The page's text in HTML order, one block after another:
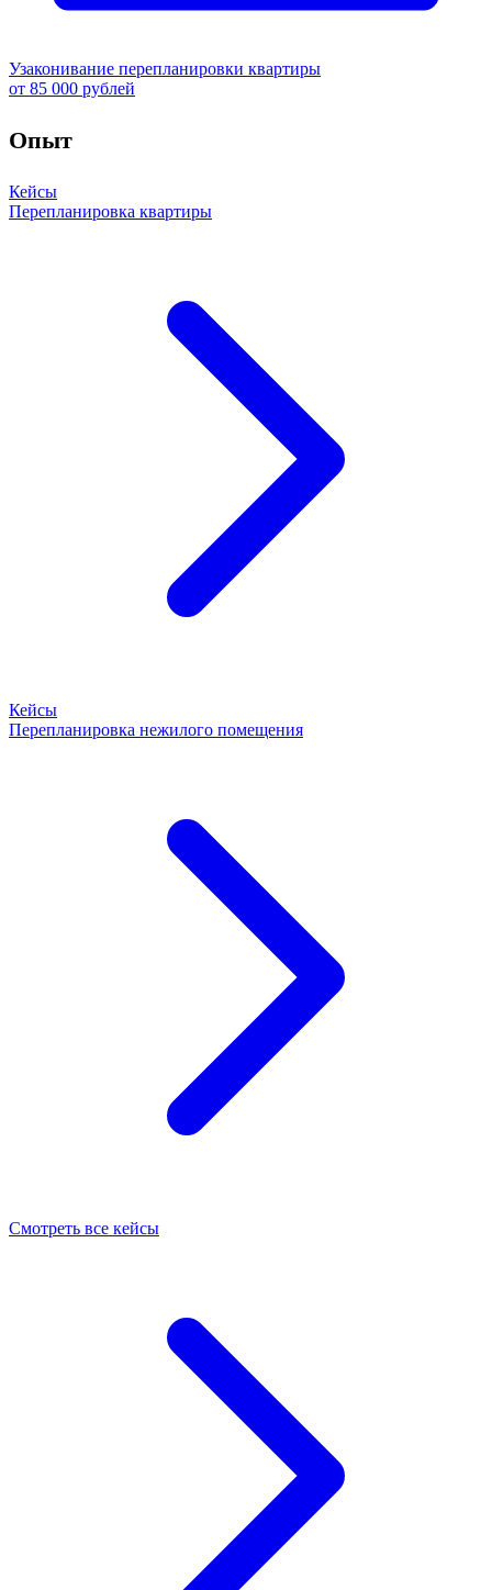
Узаконивание перепланировки квартиры
от 85 000 рублей
Опыт
Кейсы
Перепланировка квартиры
Кейсы
Перепланировка нежилого помещения
Смотреть все кейсы